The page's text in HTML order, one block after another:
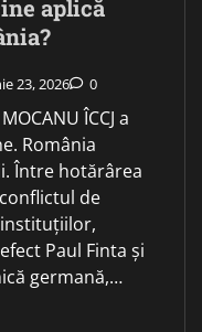
aplică
23, 2026 0
ÎCCJ a
România
Între hotărârea
de
Paul Finta și
germană,…